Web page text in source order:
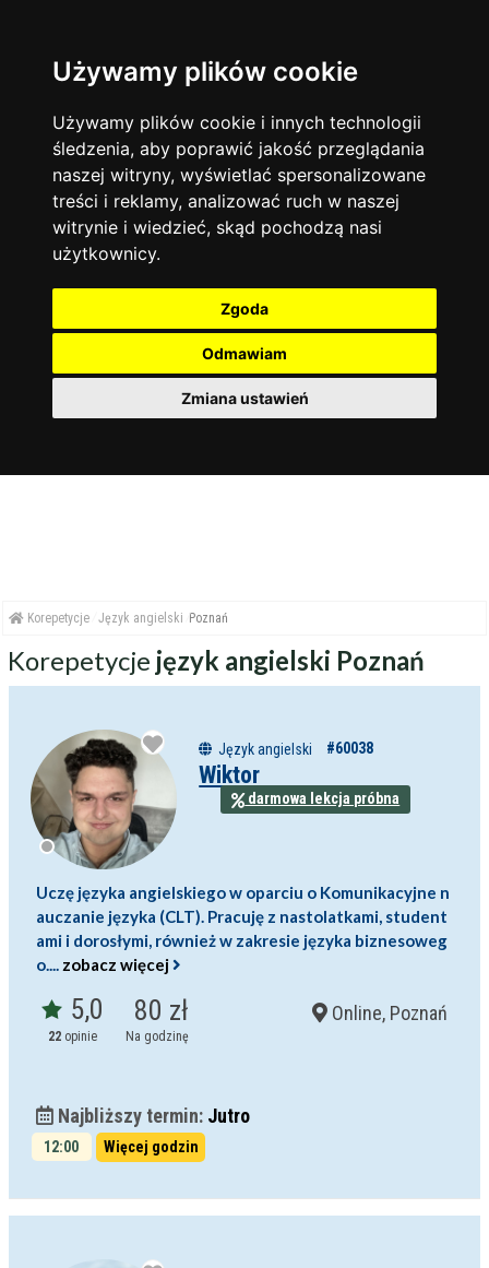
Używamy plików cookie
Używamy plików cookie i innych technologii
śledzenia, aby poprawić jakość przeglądania
naszej witryny, wyświetlać spersonalizowane
treści i reklamy, analizować ruch w naszej
witrynie i wiedzieć, skąd pochodzą nasi
użytkownicy.
Zgoda
Odmawiam
Zmiana ustawień
Język angielski 13744
Matematyka 12928
Chemia 4886
Język niemiecki 4307
Język polski 3426
Fizyka
Język francuski
Warszawa
Korepetycje
Online
14836
Kraków 7753
Wrocław
Łódź 3511
Gdańsk 2075
zakres dni
Wtorek
Środa
Czwartek
Piątek
Sobota
Niedziela
więcej filtrów Filtruj
Korepetycje Język angielski Poznań
Korepetycje język angielski Poznań
Język angielski #60038
Wiktor
darmowa lekcja próbna
Uczę języka angielskiego w oparciu o Komunikacyjne n
auczanie języka (CLT). Pracuję z nastolatkami, student
ami i dorosłymi, również w zakresie języka biznesoweg
o.... zobacz więcej
5,0
22 opinie
80 zł
Na godzinę
Online, Poznań
Najbliższy termin: Jutro
12:00 Więcej godzin